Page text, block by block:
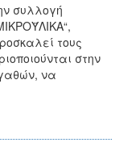
συλλογή
τους
στην
να